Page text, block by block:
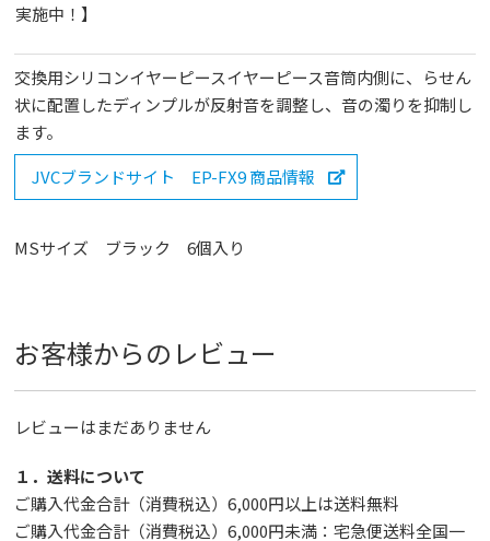
実施中！】
交換用シリコンイヤーピースイヤーピース音筒内側に、らせん
状に配置したディンプルが反射音を調整し、音の濁りを抑制し
ます。
JVCブランドサイト EP-FX9 商品情報
MSサイズ ブラック 6個入り
お客様からのレビュー
レビューはまだありません
１．送料について
ご購入代金合計（消費税込）6,000円以上は送料無料
ご購入代金合計（消費税込）6,000円未満：宅急便送料全国一